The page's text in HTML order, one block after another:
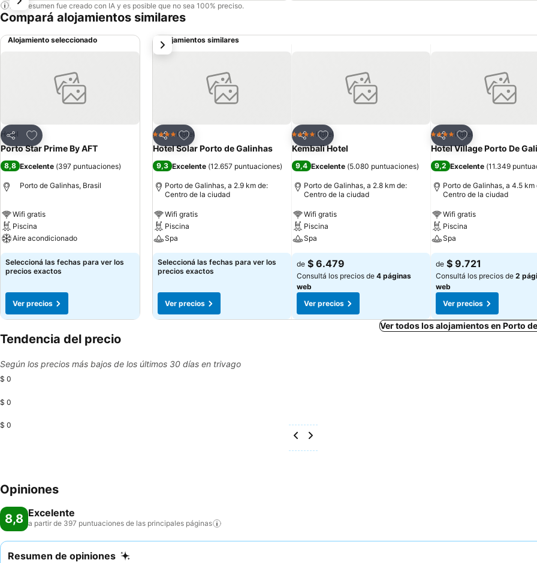
Este resumen fue creado con IA y es posible que no sea 100% preciso.
Compará alojamientos similares
Alojamiento seleccionado
Compartir
Añadir a favoritos
Hotel
Porto Star Prime By AFT
8,8 Excelente (397 puntuaciones)
Porto de Galinhas, Brasil
Wifi gratis
Piscina
Aire acondicionado
Seleccioná las fechas para ver los
precios exactos
Ver precios
Alojamientos similares
Compartir
Añadir a favoritos
4 EstrellasHotel
Hotel Solar Porto de Galinhas
9,3 Excelente (12.657 puntuaciones)
Porto de Galinhas, a 2.9 km de:
Centro de la ciudad
Wifi gratis
Piscina
Spa
Seleccioná las fechas para ver los
precios exactos
Ver precios
Compartir
Añadir a favoritos
4 EstrellasHotel
Kembali Hotel
9,4 Excelente (5.080 puntuaciones)
Porto de Galinhas, a 2.8 km de:
Centro de la ciudad
Wifi gratis
Piscina
Spa
de $ 6.479
Consultá los precios de 4 páginas
web
Ver precios
Compartir
Añadir a favoritos
4 EstrellasHotel
Hotel Village Porto De
9,2 Excelente (11.349
Porto de Galinhas, a 4.5 km
Centro de la ciudad
Wifi gratis
Piscina
Spa
de $ 9.721
Consultá los precios de 2
web
Ver precios
siguiente
Ver todos los alojamientos en Porto
Tendencia del precio
Según los precios más bajos de los últimos 30 días en trivago
$ 0
$ 0
$ 0
Opiniones
8,8 Excelente
a partir de 397 puntuaciones de las principales páginas
Resumen de opiniones